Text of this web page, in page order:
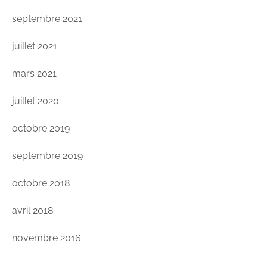
septembre 2021
juillet 2021
mars 2021
juillet 2020
octobre 2019
septembre 2019
octobre 2018
avril 2018
novembre 2016